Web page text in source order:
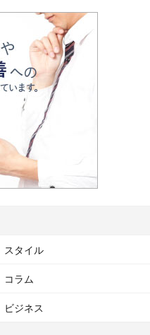
スタイル
コラム
ビジネス